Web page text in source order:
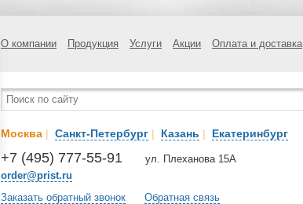
О компании Продукция Услуги Акции Оплата и доставка
Москва | Санкт-Петербург | Казань | Екатеринбург
+7 (495) 777-55-91
order@prist.ru
ул. Плеханова 15А
Заказать обратный звонок Обратная связь